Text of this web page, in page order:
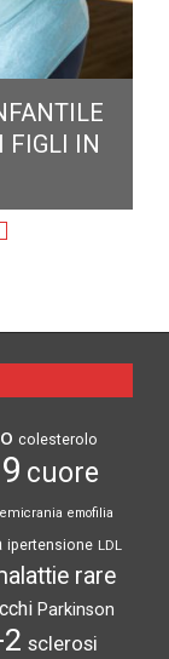
FIGLI IN
colesterolo
cuore
emicrania emofilia
ipertensione LDL
rare
Parkinson
sclerosi